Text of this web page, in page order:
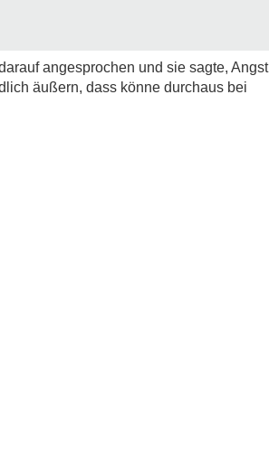
angesprochen und sie sagte, Angst
äußern, dass könne durchaus bei